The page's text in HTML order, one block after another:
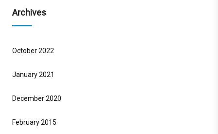
Archives
October 2022
January 2021
December 2020
February 2015